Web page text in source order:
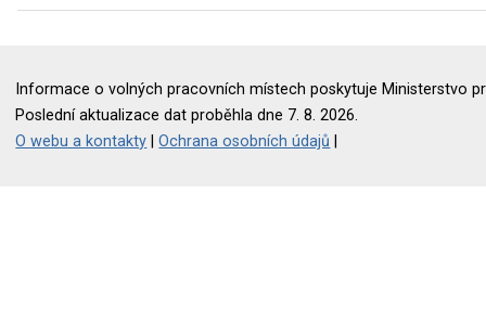
Informace o volných pracovních místech poskytuje Ministerstvo
Poslední aktualizace dat proběhla dne 7. 8. 2026.
O webu a kontakty |Ochrana osobních údajů